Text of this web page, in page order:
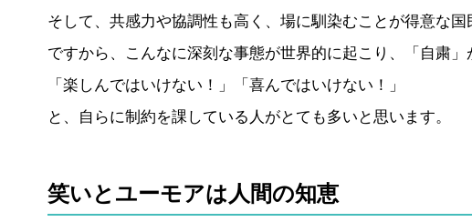
そして、共感力や協調性も高く、場に馴染むことが得意な国
ですから、こんなに深刻な事態が世界的に起こり、「自粛」
「楽しんではいけない！」「喜んではいけない！」
と、自らに制約を課している人がとても多いと思います。
笑いとユーモアは人間の知恵